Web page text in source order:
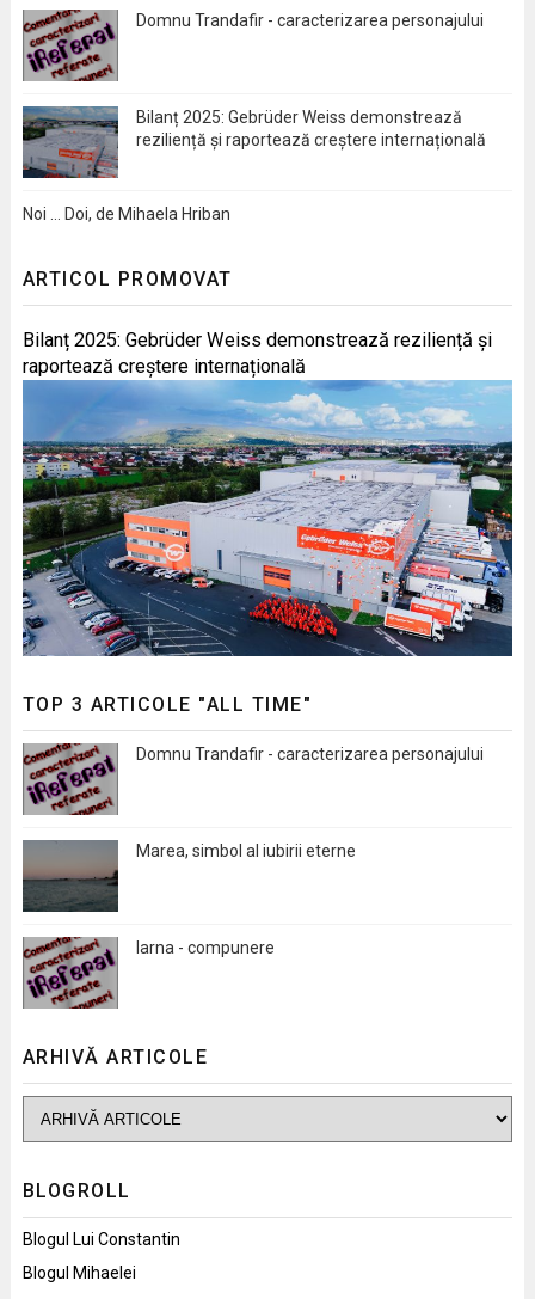
Domnu Trandafir - caracterizarea personajului
Bilanț 2025: Gebrüder Weiss demonstrează
reziliență și raportează creștere internațională
Noi … Doi, de Mihaela Hriban
ARTICOL PROMOVAT
Bilanț 2025: Gebrüder Weiss demonstrează reziliență și
raportează creștere internațională
TOP 3 ARTICOLE "ALL TIME"
Domnu Trandafir - caracterizarea personajului
Marea, simbol al iubirii eterne
Iarna - compunere
ARHIVĂ ARTICOLE
BLOGROLL
Blogul Lui Constantin
Blogul Mihaelei